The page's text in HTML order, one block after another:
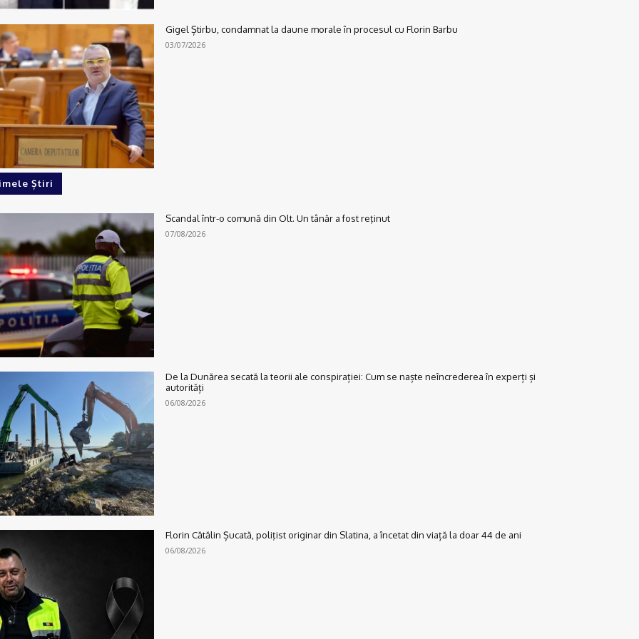
Gigel Știrbu, condamnat la daune morale în procesul cu Florin Barbu
03/07/2026
Știri
Scandal într-o comună din Olt. Un tânăr a fost reţinut
07/08/2026
De la Dunărea secată la teorii ale conspirației: Cum se naște neîncrederea în experți și
autorități
06/08/2026
Florin Cătălin Șucată, poliţist originar din Slatina, a încetat din viață la doar 44 de ani
06/08/2026